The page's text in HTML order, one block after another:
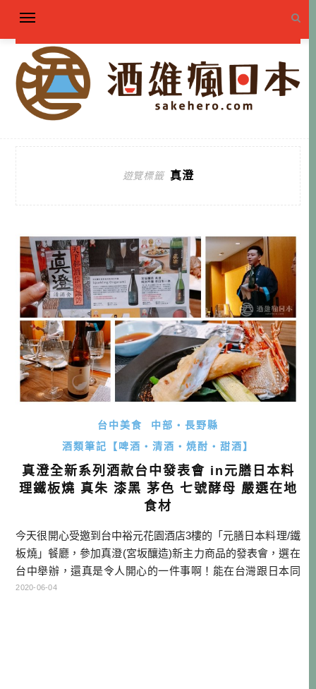
遊覽標籤 真澄
台中美食
中部・長野縣
酒類筆記【啤酒・清酒・焼酎・甜酒】
真澄全新系列酒款台中發表會 in元膳日本料
理鐵板燒 真朱 漆黑 茅色 七號酵母 嚴選在地
食材
今天很開心受邀到台中裕元花園酒店3樓的「元膳日本料理/鐵
板燒」餐廳，參加真澄(宮坂釀造)新主力商品的發表會，選在
台中舉辦，還真是令人開心的一件事啊！能在台灣跟日本同
步喝到最棒的真澄，都要感謝代理商Anosake瑩頤清酒哦！
2020-06-04